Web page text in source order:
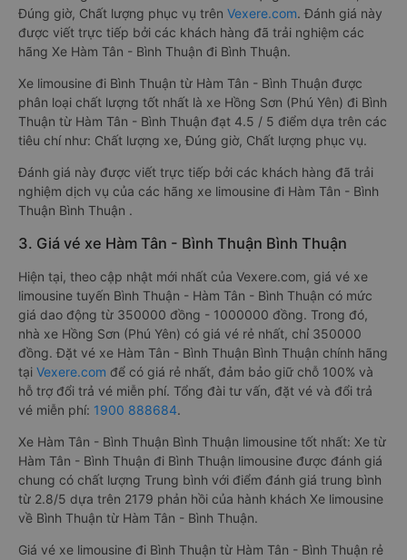
Đúng giờ, Chất lượng phục vụ trên Vexere.com. Đánh giá này
được viết trực tiếp bởi các khách hàng đã trải nghiệm các
hãng Xe Hàm Tân - Bình Thuận đi Bình Thuận.
Xe limousine đi Bình Thuận từ Hàm Tân - Bình Thuận được
phân loại chất lượng tốt nhất là xe Hồng Sơn (Phú Yên) đi Bình
Thuận từ Hàm Tân - Bình Thuận đạt 4.5 / 5 điểm dựa trên các
tiêu chí như: Chất lượng xe, Đúng giờ, Chất lượng phục vụ.
Đánh giá này được viết trực tiếp bởi các khách hàng đã trải
nghiệm dịch vụ của các hãng xe limousine đi Hàm Tân - Bình
Thuận Bình Thuận .
3. Giá vé xe Hàm Tân - Bình Thuận Bình Thuận
Hiện tại, theo cập nhật mới nhất của Vexere.com, giá vé xe
limousine tuyến Bình Thuận - Hàm Tân - Bình Thuận có mức
giá dao động từ 350000 đồng - 1000000 đồng. Trong đó,
nhà xe Hồng Sơn (Phú Yên) có giá vé rẻ nhất, chỉ 350000
đồng. Đặt vé xe Hàm Tân - Bình Thuận Bình Thuận chính hãng
tại Vexere.com để có giá rẻ nhất, đảm bảo giữ chỗ 100% và
hỗ trợ đổi trả vé miễn phí. Tổng đài tư vấn, đặt vé và đổi trả
vé miễn phí: 1900 888684.
Xe Hàm Tân - Bình Thuận Bình Thuận limousine tốt nhất: Xe từ
Hàm Tân - Bình Thuận đi Bình Thuận limousine được đánh giá
chung có chất lượng Trung bình với điểm đánh giá trung bình
từ 2.8/5 dựa trên 2179 phản hồi của hành khách Xe limousine
về Bình Thuận từ Hàm Tân - Bình Thuận.
Giá vé xe limousine đi Bình Thuận từ Hàm Tân - Bình Thuận rẻ